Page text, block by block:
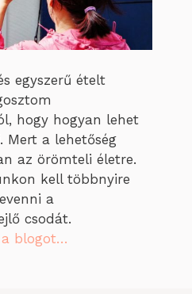
egyszerű ételt
hogy hogyan lehet
Mert a lehetőség
az örömteli életre.
kell többnyire
a
csodát.
blogot…